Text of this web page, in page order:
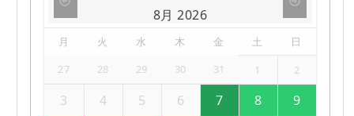
8月 2026
月 火 水 木 金 土
日
27
28 29 30 31 1 2
3 4 5 6 7 8
9